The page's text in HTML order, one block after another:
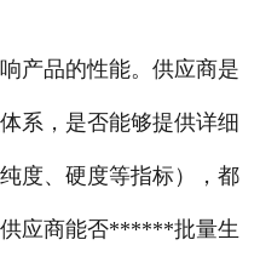
品的性能。供应商是
系，是否能够提供详细
度、硬度等指标），都
应商能否******批量生